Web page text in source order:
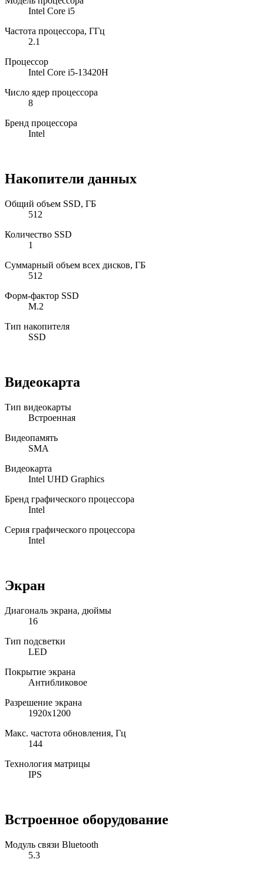
Intel Core i5
Частота процессора, ГГц
2.1
Процессор
Intel Core i5-13420H
Число ядер процессора
8
Бренд процессора
Intel
Накопители данных
Общий объем SSD, ГБ
512
Количество SSD
1
Суммарный объем всех дисков, ГБ
512
Форм-фактор SSD
M.2
Тип накопителя
SSD
Видеокарта
Тип видеокарты
Встроенная
Видеопамять
SMA
Видеокарта
Intel UHD Graphics
Бренд графического процессора
Intel
Серия графического процессора
Intel
Экран
Диагональ экрана, дюймы
16
Тип подсветки
LED
Покрытие экрана
Антибликовое
Разрешение экрана
1920x1200
Макс. частота обновления, Гц
144
Технология матрицы
IPS
Встроенное оборудование
Модуль связи Bluetooth
5.3